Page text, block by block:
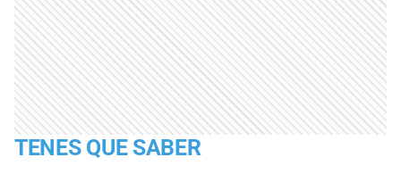
TENES QUE SABER